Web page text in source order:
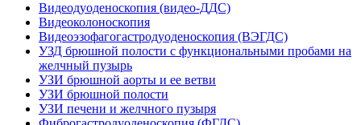
Видеодуоденоскопия (видео-ДДС)
Видеоколоноскопия
Видеоэзофагогастродуоденоскопия (ВЭГДС)
УЗД брюшной полости с функциональными пробами на
желчный пузырь
УЗИ брюшной аорты и ее ветви
УЗИ брюшной полости
УЗИ печени и желчного пузыря